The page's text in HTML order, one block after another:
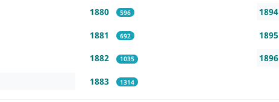
1880 596
1881 692
1882 1035
1883 1314
1894
1895
1896